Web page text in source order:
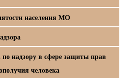
населения МО
надзору в сфере защиты прав
человека